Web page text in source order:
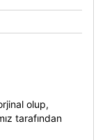
olup,
tarafından